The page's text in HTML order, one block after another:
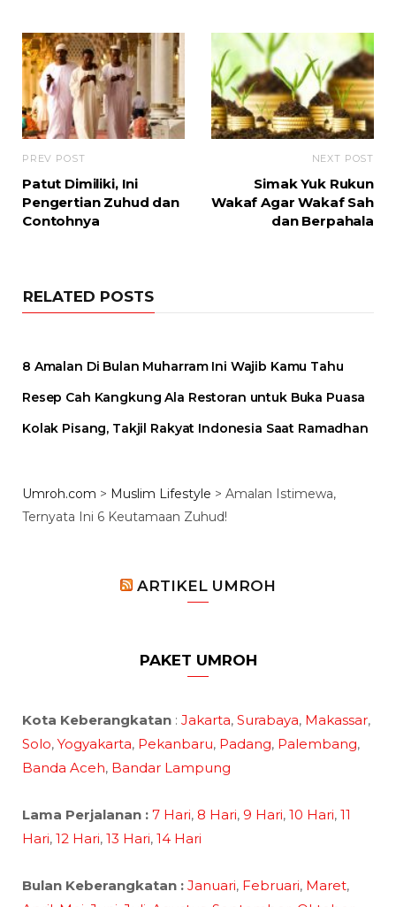
PREV POST
Patut Dimiliki, Ini
Pengertian Zuhud dan
Contohnya
NEXT POST
Simak Yuk Rukun
Wakaf Agar Wakaf Sah
dan Berpahala
RELATED POSTS
8 Amalan Di Bulan Muharram Ini Wajib Kamu Tahu
Resep Cah Kangkung Ala Restoran untuk Buka Puasa
Kolak Pisang, Takjil Rakyat Indonesia Saat Ramadhan
Umroh.com > Muslim Lifestyle > Amalan Istimewa,
Ternyata Ini 6 Keutamaan Zuhud!
ARTIKEL UMROH
PAKET UMROH
Kota Keberangkatan : Jakarta, Surabaya, Makassar,
Solo, Yogyakarta, Pekanbaru, Padang, Palembang,
Banda Aceh, Bandar Lampung
Lama Perjalanan : 7 Hari, 8 Hari, 9 Hari, 10 Hari, 11
Hari, 12 Hari, 13 Hari, 14 Hari
Bulan Keberangkatan : Januari, Februari, Maret,